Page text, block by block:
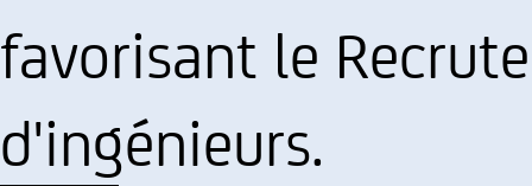
favorisant le
d'ingénieurs.